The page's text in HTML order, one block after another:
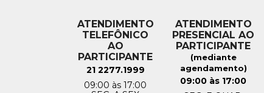
ATENDIMENTO
TELEFÔNICO
AO
PARTICIPANTE
21 2277.1999
09:00 às 17:00
ATENDIMENTO
PRESENCIAL AO
PARTICIPANTE
(mediante
agendamento)
09:00 às 17:00